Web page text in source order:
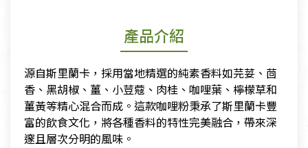
產品介紹
源自斯里蘭卡，採用當地精選的純素香料如芫荽、茴
香、黑胡椒、薑、小荳蔻、肉桂、咖哩葉、檸檬草和
薑黃等精心混合而成。這款咖哩粉秉承了斯里蘭卡豐
富的飲食文化，將各種香料的特性完美融合，帶來深
邃且層次分明的風味。